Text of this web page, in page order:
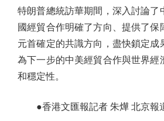
特朗普總統訪華期間，深入討論了
國經貿合作明確了方向、提供了保
元首確定的共識方向，盡快鎖定成
為下一步的中美經貿合作與世界經
和穩定性。
●香港文匯報記者 朱燁 北京報